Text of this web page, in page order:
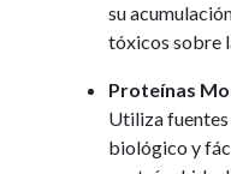
su
tóxicos sobre
Proteínas
Utiliza
biológico y